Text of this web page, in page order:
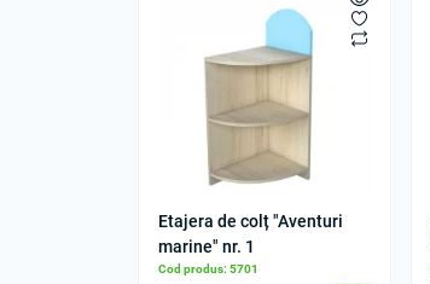
Etajera de colț "Aventuri
marine" nr. 1
Cod produs: 5701